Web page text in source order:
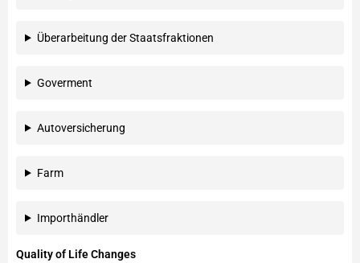
Überarbeitung der Staatsfraktionen
Goverment
Autoversicherung
Farm
Importhändler
Quality of Life Changes